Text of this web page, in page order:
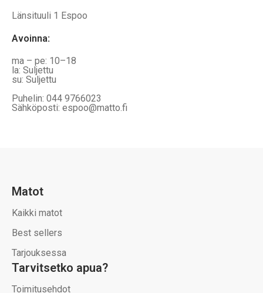
Länsituuli 1 Espoo
Avoinna:
ma – pe: 10–18
la: Suljettu
su: Suljettu
Puhelin: 044 9766023
Sähköposti: espoo@matto.fi
Matot
Kaikki matot
Best sellers
Tarjouksessa
Tarvitsetko apua?
Toimitusehdot